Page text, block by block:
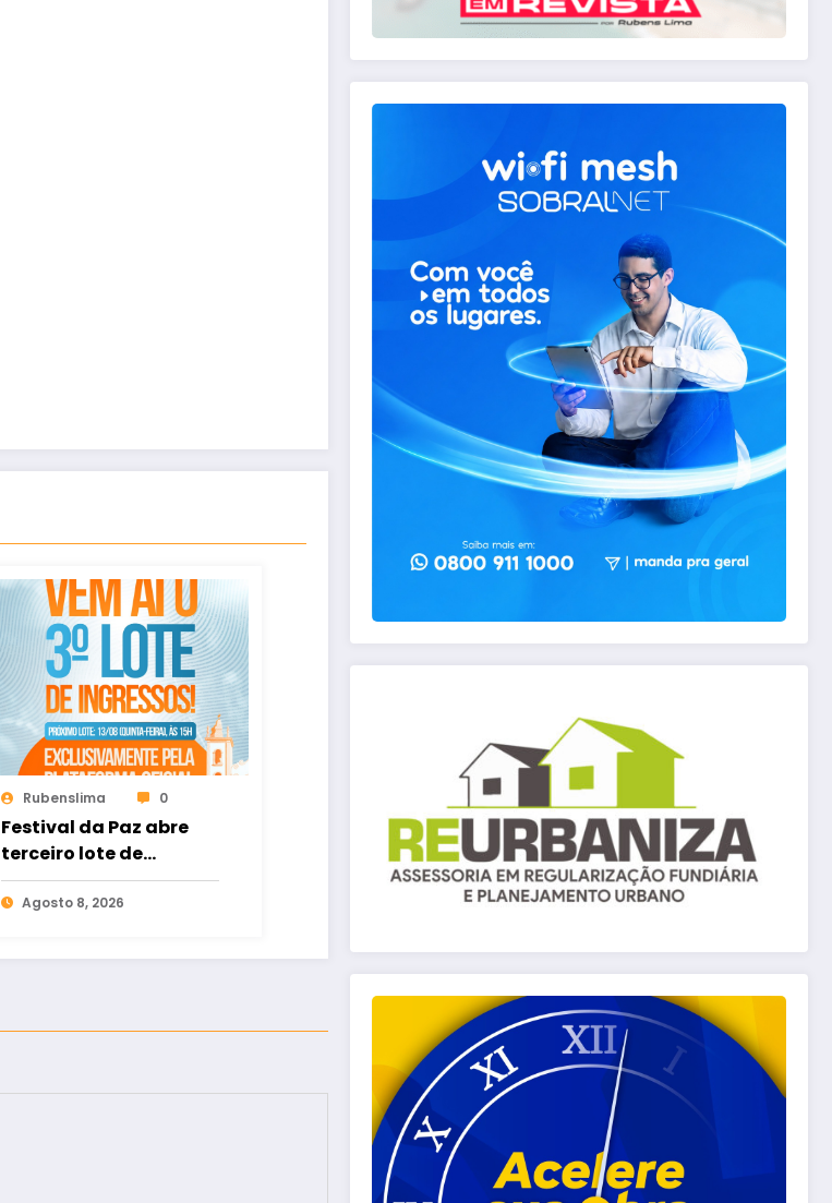
Rubenslima 0
Festival da Paz abre
terceiro lote de
ingressos no dia 13 de
agosto
Agosto 8, 2026